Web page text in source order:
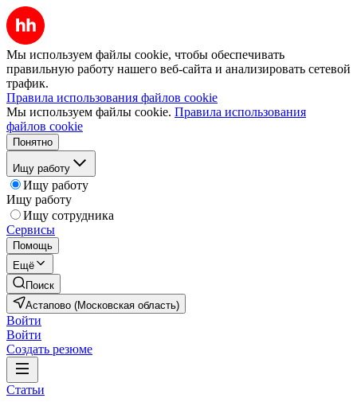
Мы используем файлы cookie, чтобы обеспечивать
правильную работу нашего веб-сайта и анализировать сетевой
трафик.
Правила использования файлов cookie
Мы используем файлы cookie. Правила использования
файлов cookie
Понятно
Ищу работу
Ищу работу
Ищу работу
Ищу сотрудника
Сервисы
Помощь
Ещё
Поиск
Астапово (Московская область)
Войти
Войти
Создать резюме
Статьи